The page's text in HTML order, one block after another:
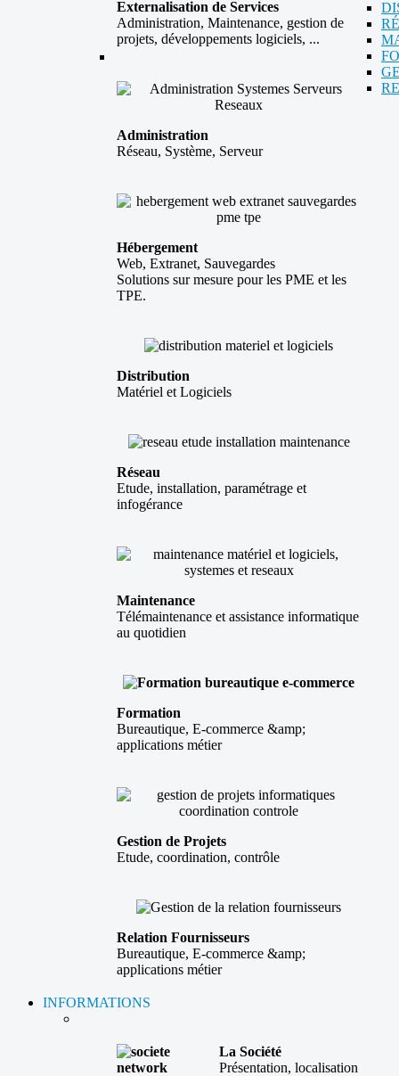
Externalisation de Services
Administration, Maintenance, gestion de
projets, développements logiciels, ...
Administration
Réseau, Système, Serveur
Hébergement
Web, Extranet, Sauvegardes
Solutions sur mesure pour les PME et les
TPE.
Distribution
Matériel et Logiciels
Réseau
Etude, installation, paramétrage et
infogérance
Maintenance
Télémaintenance et assistance informatique
au quotidien
Formation
Bureautique, E-commerce &amp;
applications métier
Gestion de Projets
Etude, coordination, contrôle
Relation Fournisseurs
Bureautique, E-commerce &amp;
applications métier
INFORMATIONS
La Société
Présentation, localisation